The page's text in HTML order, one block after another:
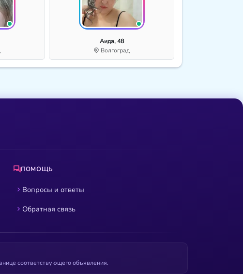
Аида, 48
Волгоград
ПОМОЩЬ
Вопросы и ответы
Обратная связь
соответствующего объявления.